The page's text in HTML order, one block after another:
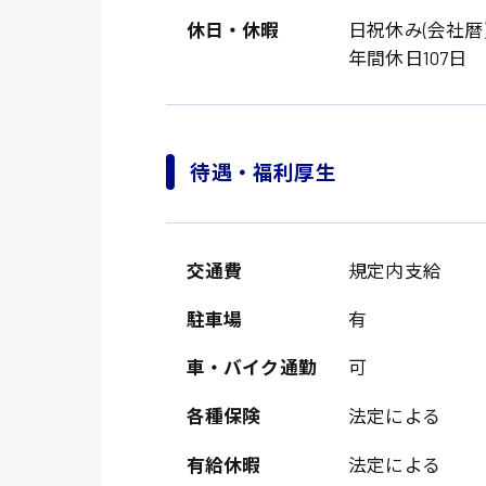
製造・軽作業・物流系
広島市佐伯区
廿日市市
山県郡
大竹市
日給制すべて
休日・休暇
日祝休み(会社暦
年間休日107日
待遇・福利厚生
交通費 規定内支給
駐車場 有
車・バイク通勤 可
各種保険 法定による
有給休暇 法定による